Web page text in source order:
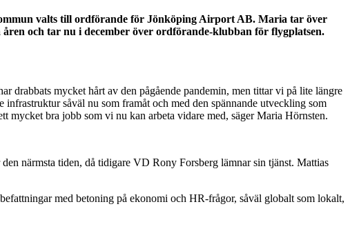
valts till ordförande för Jönköping Airport AB. Maria tar över
och tar nu i december över ordförande-klubban för flygplatsen.
drabbats mycket hårt av den pågående pandemin, men tittar vi på lite längre
såväl nu som framåt och med den spännande utveckling som
mycket bra jobb som vi nu kan arbeta vidare med, säger Maria Hörnsten.
närmsta tiden, då tidigare VD Rony Forsberg lämnar sin tjänst. Mattias
med betoning på ekonomi och HR-frågor, såväl globalt som lokalt,